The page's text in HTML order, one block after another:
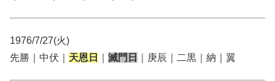
1976/7/27(火)
先勝｜中伏｜ 天恩日 滅門日 ｜庚辰｜二黒｜納｜翼